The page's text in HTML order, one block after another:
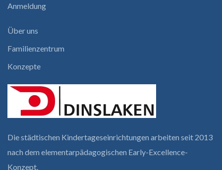
Anmeldung
Über uns
Familienzentrum
Konzepte
Die städtischen Kindertages­einrichtungen arbeiten seit 2013
nach dem elementar­pädagogischen Early-Excellence-
Konzept.